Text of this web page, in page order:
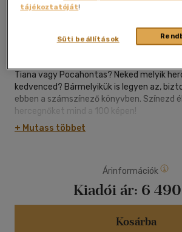
Tiana vagy Pocahontas? Neked melyik
kedvenced? Bármelyikük is legyen az,
ebben a számszínező könyvben. Színezd
hercegnőket mind a 100 képen!
+ Mutass többet
Árinformációk
Kiadói ár: 6
Kosárba
tájékoztatóját!
Süti beállítások